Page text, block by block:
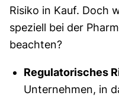
Risiko in Kauf. Doch
speziell bei der
beachten?
Regulatorisches
Unternehmen, in